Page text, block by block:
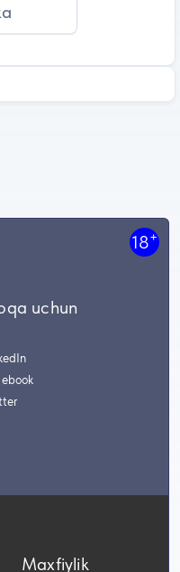
18+
uchun
Maxfiylik